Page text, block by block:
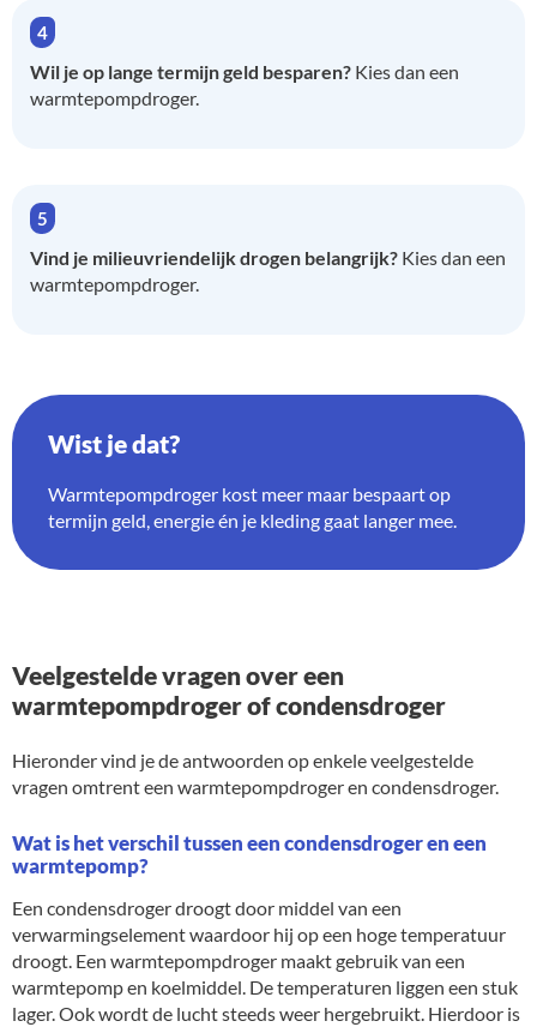
Wil je op lange termijn geld besparen? Kies dan een
warmtepompdroger.
Vind je milieuvriendelijk drogen belangrijk? Kies dan een
warmtepompdroger.
Wist je dat?
Warmtepompdroger kost meer maar bespaart op
termijn geld, energie én je kleding gaat langer mee.
Veelgestelde vragen over een
warmtepompdroger of condensdroger
Hieronder vind je de antwoorden op enkele veelgestelde
vragen omtrent een warmtepompdroger en condensdroger.
Wat is het verschil tussen een condensdroger en een
warmtepomp?
Een condensdroger droogt door middel van een
verwarmingselement waardoor hij op een hoge temperatuur
droogt. Een warmtepompdroger maakt gebruik van een
warmtepomp en koelmiddel. De temperaturen liggen een stuk
lager. Ook wordt de lucht steeds weer hergebruikt. Hierdoor is